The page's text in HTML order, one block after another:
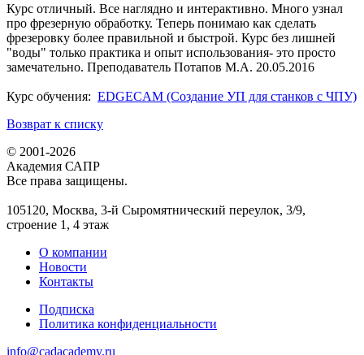
Курс отличный. Все наглядно и интерактивно. Много узнал
про фрезерную обработку. Теперь понимаю как сделать
фрезеровку более правильной и быстрой. Курс без лишней
"воды" только практика и опыт использования- это просто
замечательно. Преподаватель Потапов М.А. 20.05.2016
Курс обучения: EDGECAM (Создание УП для станков с ЧПУ)
Возврат к списку
© 2001-2026
Академия САПР
Все права защищены.
105120, Москва, 3-й Сыромятнический переулок, 3/9,
строение 1, 4 этаж
О компании
Новости
Контакты
Подписка
Политика конфиденциальности
info@cadacademy.ru